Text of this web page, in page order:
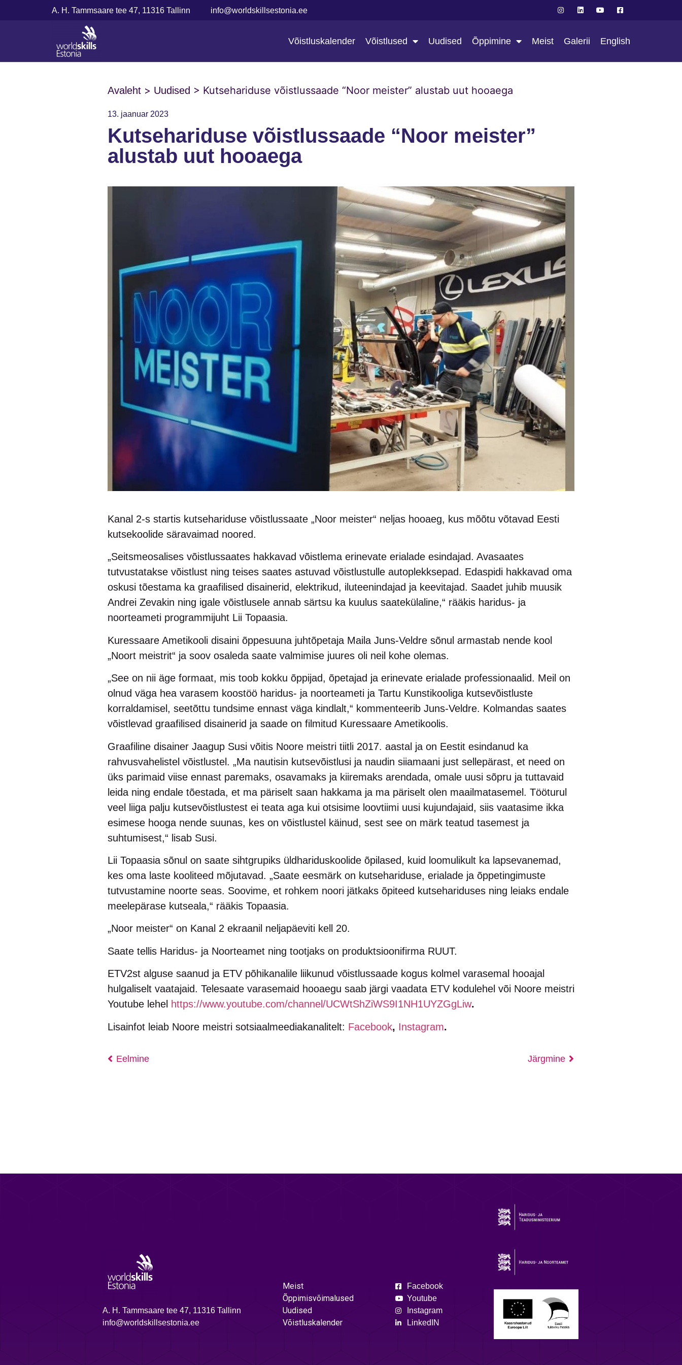
A. H. Tammsaare tee 47, 11316 Tallinn info@worldskillsestonia.ee
Võistluskalender Võistlused Uudised Õppimine Meist Galerii English
Avaleht > Uudised > Kutsehariduse võistlussaade “Noor meister” alustab uut hooaega
13. jaanuar 2023
Kutsehariduse võistlussaade “Noor meister”
alustab uut hooaega
Kanal 2-s startis kutsehariduse võistlussaate „Noor meister“ neljas hooaeg, kus mõõtu võtavad Eesti
kutsekoolide säravaimad noored.
„Seitsmeosalises võistlussaates hakkavad võistlema erinevate erialade esindajad. Avasaates
tutvustatakse võistlust ning teises saates astuvad võistlustulle autoplekksepad. Edaspidi hakkavad oma
oskusi tõestama ka graafilised disainerid, elektrikud, iluteenindajad ja keevitajad. Saadet juhib muusik
Andrei Zevakin ning igale võistlusele annab särtsu ka kuulus saatekülaline,“ rääkis haridus- ja
noorteameti programmijuht Lii Topaasia.
Kuressaare Ametikooli disaini õppesuuna juhtõpetaja Maila Juns-Veldre sõnul armastab nende kool
„Noort meistrit“ ja soov osaleda saate valmimise juures oli neil kohe olemas.
„See on nii äge formaat, mis toob kokku õppijad, õpetajad ja erinevate erialade professionaalid. Meil on
olnud väga hea varasem koostöö haridus- ja noorteameti ja Tartu Kunstikooliga kutsevõistluste
korraldamisel, seetõttu tundsime ennast väga kindlalt,“ kommenteerib Juns-Veldre. Kolmandas saates
võistlevad graafilised disainerid ja saade on filmitud Kuressaare Ametikoolis.
Graafiline disainer Jaagup Susi võitis Noore meistri tiitli 2017. aastal ja on Eestit esindanud ka
rahvusvahelistel võistlustel. „Ma nautisin kutsevõistlusi ja naudin siiamaani just sellepärast, et need on
üks parimaid viise ennast paremaks, osavamaks ja kiiremaks arendada, omale uusi sõpru ja tuttavaid
leida ning endale tõestada, et ma päriselt saan hakkama ja ma päriselt olen maailmatasemel. Tööturul
veel liiga palju kutsevõistlustest ei teata aga kui otsisime loovtiimi uusi kujundajaid, siis vaatasime ikka
esimese hooga nende suunas, kes on võistlustel käinud, sest see on märk teatud tasemest ja
suhtumisest,“ lisab Susi.
Lii Topaasia sõnul on saate sihtgrupiks üldhariduskoolide õpilased, kuid loomulikult ka lapsevanemad,
kes oma laste kooliteed mõjutavad. „Saate eesmärk on kutsehariduse, erialade ja õppetingimuste
tutvustamine noorte seas. Soovime, et rohkem noori jätkaks õpiteed kutsehariduses ning leiaks endale
meelepärase kutseala,“ rääkis Topaasia.
„Noor meister“ on Kanal 2 ekraanil neljapäeviti kell 20.
Saate tellis Haridus- ja Noorteamet ning tootjaks on produktsioonifirma RUUT.
ETV2st alguse saanud ja ETV põhikanalile liikunud võistlussaade kogus kolmel varasemal hooajal
hulgaliselt vaatajaid. Telesaate varasemaid hooaegu saab järgi vaadata ETV kodulehel või Noore meistri
Youtube lehel https://www.youtube.com/channel/UCWtShZiWS9I1NH1UYZGgLiw.
Lisainfot leiab Noore meistri sotsiaalmeediakanalitelt: Facebook, Instagram.
Eelmine Järgmine
A. H. Tammsaare tee 47, 11316 Tallinn
info@worldskillsestonia.ee
Meist
Õppimisvõimalused
Uudised
Võistluskalender
Facebook
Youtube
Instagram
LinkedIN